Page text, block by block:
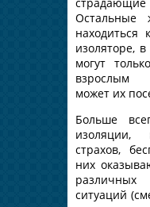
страдающие
Остальные
находиться
изоляторе,
могут
взрослым
может их
Больше
изоляции,
страхов,
них
различных
ситуаций